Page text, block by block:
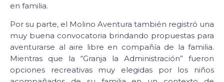
en familia.
Por su parte, el Molino Aventura también registró una
muy buena convocatoria brindando propuestas para
aventurarse al aire libre en compañía de la familia.
Mientras que la “Granja la Administración” fueron
opciones recreativas muy elegidas por los niños